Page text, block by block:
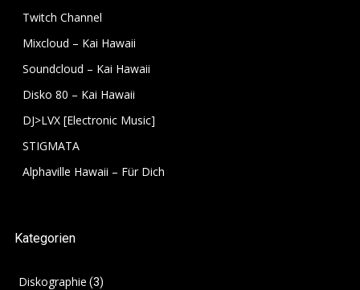
Twitch Channel
Mixcloud – Kai Hawaii
Soundcloud – Kai Hawaii
Disko 80 – Kai Hawaii
DJ>LVX [Electronic Music]
STIGMATA
Alphaville Hawaii – Für Dich
Kategorien
Diskographie (3)